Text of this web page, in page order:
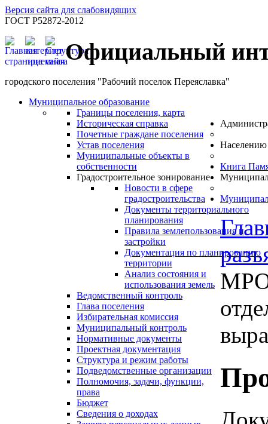
Версия сайта для слабовидящих
ГОСТ Р52872-2012
Официальный
городского поселения "Рабочий поселок Переяславка"
Муниципальное образование
Границы поселения, карта
Историческая справка
Почетные граждане поселения
Устав поселения
Муниципальные объекты в
собственности
Градостроительное зонирование
Новости в сфере
градостроительства
Документы территориального
планирования
Правила землепользования и
застройки
Документация по планированию
территории
Анализ состояния и
использования земель
Ведомственный контроль
Глава поселения
Избирательная комиссия
Муниципальный контроль
Нормативные документы
Проектная документация
Структура и режим работы
Подведомственные организации
Полномочия, задачи, функции,
права
Бюджет
Сведения о доходах
Населению
Книга